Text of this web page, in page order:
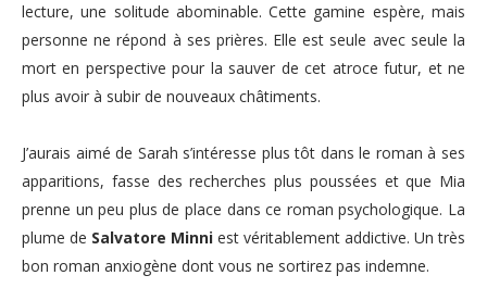
lecture, une solitude abominable. Cette gamine espère, mais
personne ne répond à ses prières. Elle est seule avec seule la
mort en perspective pour la sauver de cet atroce futur, et ne
plus avoir à subir de nouveaux châtiments.
J’aurais aimé de Sarah s’intéresse plus tôt dans le roman à ses
apparitions, fasse des recherches plus poussées et que Mia
prenne un peu plus de place dans ce roman psychologique. La
plume de Salvatore Minni est véritablement addictive. Un très
bon roman anxiogène dont vous ne sortirez pas indemne.